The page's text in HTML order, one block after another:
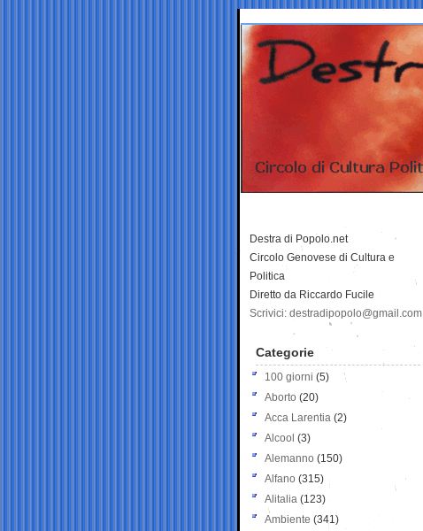
Destra di Popolo.net
Circolo Genovese di Cultura e
Politica
Diretto da Riccardo Fucile
Scrivici: destradipopolo@gmail.com
Categorie
100 giorni (5)
Aborto (20)
Acca Larentia (2)
Alcool (3)
Alemanno (150)
Alfano (315)
Alitalia (123)
Ambiente (341)